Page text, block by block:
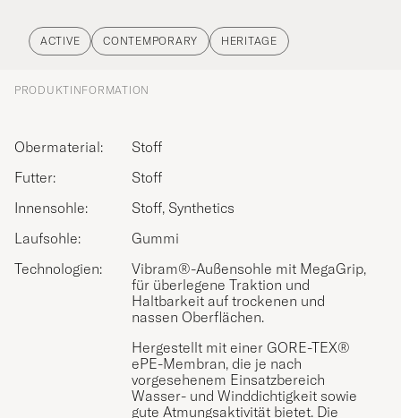
ACTIVE CONTEMPORARY HERITAGE
PRODUKTINFORMATION
Obermaterial:
Stoff
Futter:
Stoff
Innensohle:
Stoff, Synthetics
Laufsohle:
Gummi
Technologien:
Vibram®-Außensohle mit MegaGrip,
für überlegene Traktion und
Haltbarkeit auf trockenen und
nassen Oberflächen.
Hergestellt mit einer GORE-TEX®
ePE-Membran, die je nach
vorgesehenem Einsatzbereich
Wasser- und Winddichtigkeit sowie
gute Atmungsaktivität bietet. Die